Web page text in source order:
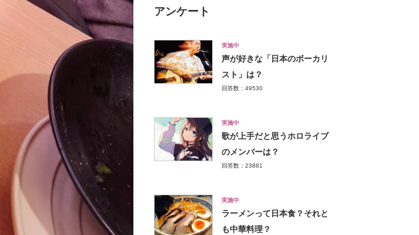
アンケート
実施中
声が好きな「日本のボーカリ
スト」は？
回答数：49530
実施中
歌が上手だと思うホロライブ
のメンバーは？
回答数：23881
実施中
ラーメンって日本食？それと
も中華料理？